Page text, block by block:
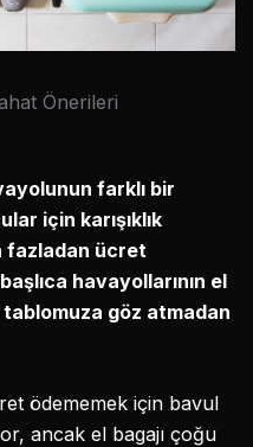
Önerileri
farklı bir
için karışıklık
fazladan ücret
havayollarının el
tablomuza göz atmadan
ödememek için bavul
ancak el bagajı çoğu